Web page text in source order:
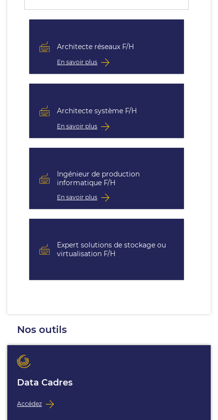
Architecte réseaux F/H
En savoir plus
Architecte système F/H
En savoir plus
Ingénieur de production
informatique F/H
En savoir plus
Expert solutions de stockage ou
virtualisation F/H
Nos outils
Data Cadres
Accédez